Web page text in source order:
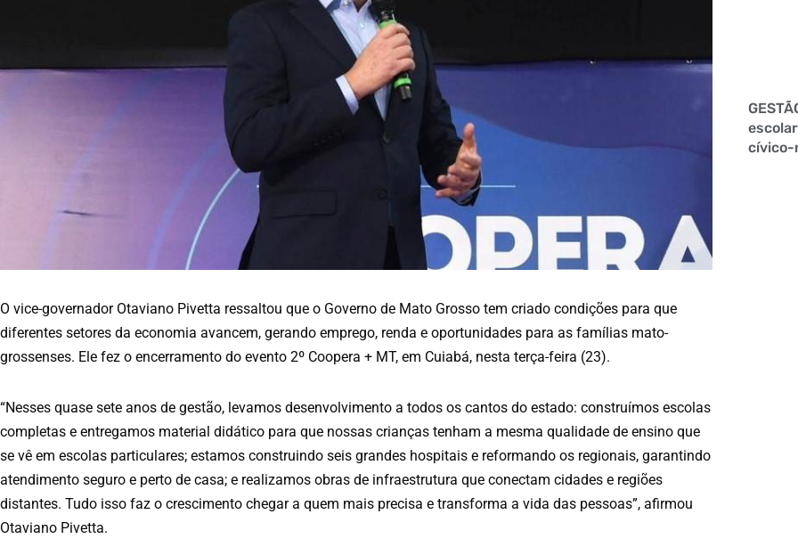
O vice-governador Otaviano Pivetta ressaltou que o Governo de Mato Grosso tem criado condições para que
diferentes setores da economia avancem, gerando emprego, renda e oportunidades para as famílias mato-
grossenses. Ele fez o encerramento do evento 2º Coopera + MT, em Cuiabá, nesta terça-feira (23).
“Nesses quase sete anos de gestão, levamos desenvolvimento a todos os cantos do estado: construímos escolas
completas e entregamos material didático para que nossas crianças tenham a mesma qualidade de ensino que
se vê em escolas particulares; estamos construindo seis grandes hospitais e reformando os regionais, garantindo
atendimento seguro e perto de casa; e realizamos obras de infraestrutura que conectam cidades e regiões
distantes. Tudo isso faz o crescimento chegar a quem mais precisa e transforma a vida das pessoas”, afirmou
Otaviano Pivetta.
cívico-